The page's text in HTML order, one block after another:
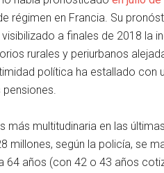
régimen en Francia. Su
a finales de 2018 la
rurales y periurbanos
política ha estallado con
multitudinaria en las
millones, según la policía, se
64 años (con 42 o 43 años